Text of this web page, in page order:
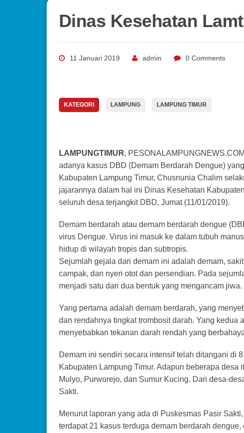
Dinas Kesehatan
11 Januari 2019 admin 0 Comments
KATEGORI LAMPUNG LAMPUNG TIMUR
LAMPUNGTIMUR,
adanya kasus DBD (Demam Berdarah Dengue)
Kabupaten Lampung Timur, Chusnunia Chalim
jajarannya dalam hal ini Dinas Kesehatan
seluruh desa terjangkit DBD, Jumat (11/01/2019).
Demam berdarah atau demam berdarah dengue
virus Dengue. Virus ini masuk ke dalam tubuh
hidup di wilayah tropis dan subtropis.
Sejumlah gejala dari demam ini adalah demam,
campak, dan nyeri otot dan persendian. Pada
menjadi satu dari dua bentuk yang mengancam jiwa.
Yang pertama adalah demam berdarah, yang
dan rendahnya tingkat trombosit darah. Yang kedua
menyebabkan tekanan darah rendah yang
Demam ini sendiri secara intensif telah ditangani di
Kabupaten Lampung Timur. Adapun beberapa
Mulyo, Purworejo, dan Sumur Kucing. Dari desa-
Sakti.
Menurut laporan yang ada di Puskesmas Pasir
terdapat 21 kasus terduga demam berdarah